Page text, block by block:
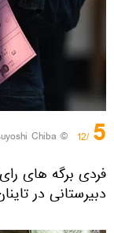
5
/12
© AFP 2023 / Yasuyoshi Chiba
فردی برگه های
دبیرستانی در